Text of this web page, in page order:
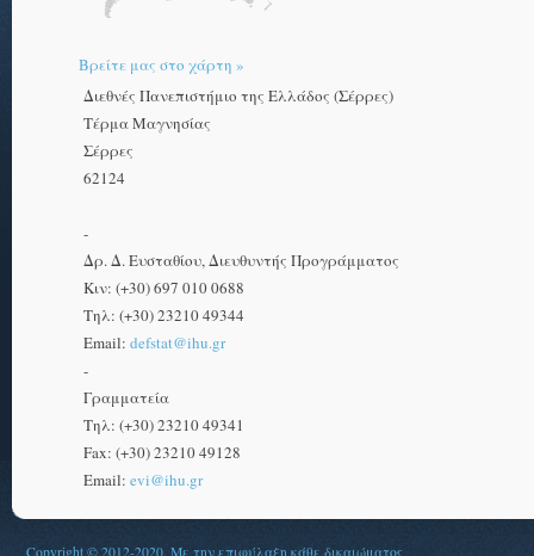
Βρείτε μας στο χάρτη »
Διεθνές Πανεπιστήμιο της Ελλάδος (Σέρρες)
Τέρμα Μαγνησίας
Σέρρες
62124
-
Δρ. Δ. Ευσταθίου, Διευθυντής Προγράμματος
Κιν: (+30) 697 010 0688
Τηλ: (+30) 23210 49344
Email: defstat@ihu.gr
-
Γραμματεία
Τηλ: (+30) 23210 49341
Fax: (+30) 23210 49128
Email: evi@ihu.gr
Copyright © 2012-2020. Με την επιφύλαξη κάθε δικαιώματος